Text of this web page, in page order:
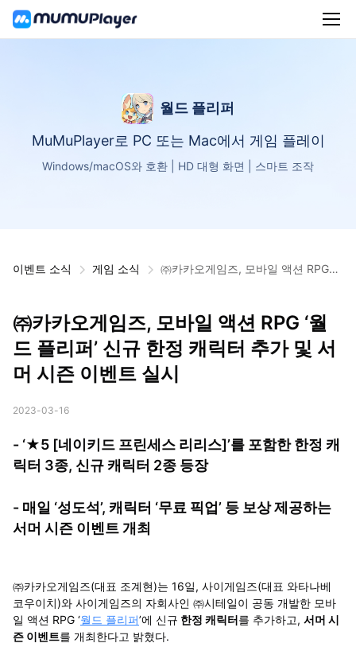
월드 플리퍼
MuMuPlayer로 PC 또는 Mac에서 게임 플레이
Windows/macOS와 호환 | HD 대형 화면 | 스마트 조작
이벤트 소식 게임 소식
㈜카카오게임즈, 모바일 액션 RPG
㈜카카오게임즈, 모바일 액션 RPG ‘월
드 플리퍼’ 신규 한정 캐릭터 추가 및 서
머 시즌 이벤트 실시
2023-03-16
- ‘★5 [네이키드 프린세스 리리스]’를 포함한 한정 캐
릭터 3종, 신규 캐릭터 2종 등장
- 매일 ‘성도석’, 캐릭터 ‘무료 픽업’ 등 보상 제공하는
서머 시즌 이벤트 개최
㈜카카오게임즈(대표 조계현)는 16일, 사이게임즈(대표 와타나베
코우이치)와 사이게임즈의 자회사인 ㈜시테일이 공동 개발한 모바
일 액션 RPG ‘월드 플리퍼’에 신규 한정 캐릭터를 추가하고, 서머 시
즌 이벤트를 개최한다고 밝혔다.